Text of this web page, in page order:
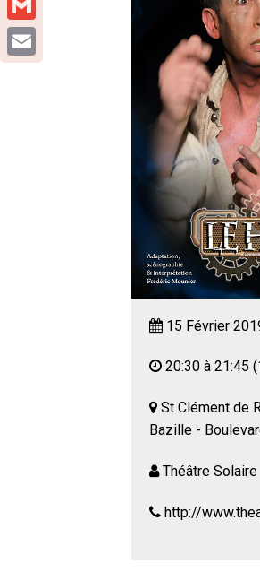
15 Février
20:30 à 21:45
St Clément de
Bazille -
Théâtre Solaire
http://
Gmail